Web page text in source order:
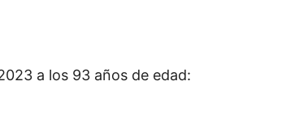
a los 93 años de edad: